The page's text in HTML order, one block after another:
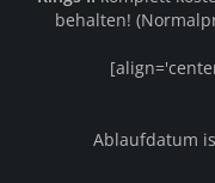
behalten!
Ablaufdatum